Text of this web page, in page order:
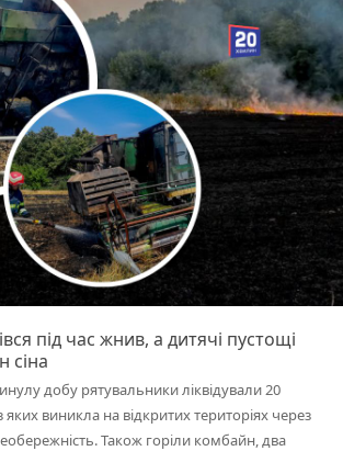
під час жнив, а дитячі пустощі
сіна
добу рятувальники ліквідували 20
яких виникла на відкритих територіях через
Також горіли комбайн, два